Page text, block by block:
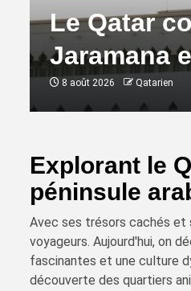
Le Qatar
Jaramana
8 août 2026 Qatarien
Explorant le
péninsule
Avec ses trésors cachés et
voyageurs. Aujourd'hui, on
fascinantes et une culture
découverte des quartiers